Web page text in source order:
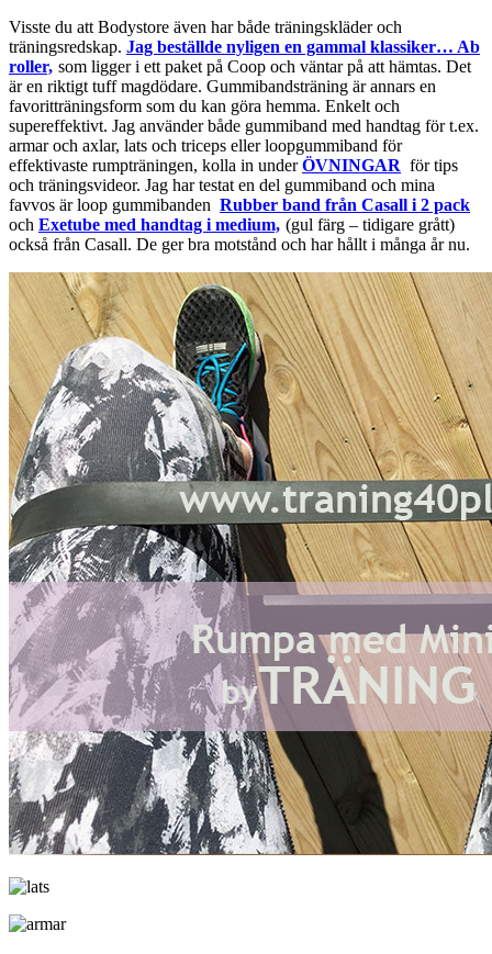
Visste du att Bodystore även har både träningskläder och
träningsredskap. Jag beställde nyligen en gammal klassiker… Ab
roller, som ligger i ett paket på Coop och väntar på att hämtas. Det
är en riktigt tuff magdödare. Gummibandsträning är annars en
favoritträningsform som du kan göra hemma. Enkelt och
supereffektivt. Jag använder både gummiband med handtag för t.ex.
armar och axlar, lats och triceps eller loopgummiband för
effektivaste rumpträningen, kolla in under ÖVNINGAR för tips
och träningsvideor. Jag har testat en del gummiband och mina
favvos är loop gummibanden Rubber band från Casall i 2 pack
och Exetube med handtag i medium, (gul färg – tidigare grått)
också från Casall. De ger bra motstånd och har hållt i många år nu.